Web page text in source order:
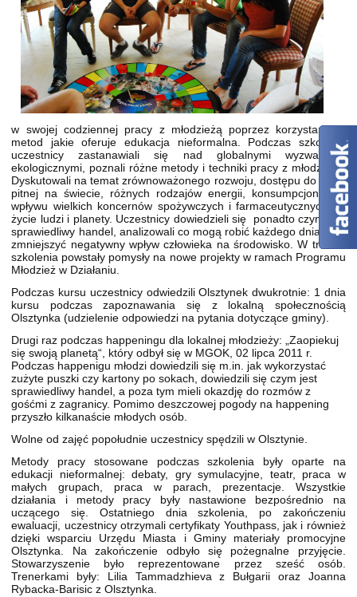
w swojej codziennej pracy z młodzieżą poprzez korzystanie z
metod jakie oferuje edukacja nieformalna. Podczas szkolenia
uczestnicy zastanawiali się nad globalnymi wyzwaniami
ekologicznymi, poznali różne metody i techniki pracy z młodzieżą.
Dyskutowali na temat zrównoważonego rozwoju, dostępu do wody
pitnej na świecie, różnych rodzajów energii, konsumpcjonizmu,
wpływu wielkich koncernów spożywczych i farmaceutycznych na
życie ludzi i planety. Uczestnicy dowiedzieli się ponadto czym jest
sprawiedliwy handel, analizowali co mogą robić każdego dnia, aby
zmniejszyć negatywny wpływ człowieka na środowisko. W trakcie
szkolenia powstały pomysły na nowe projekty w ramach Programu
Młodzież w Działaniu.
Podczas kursu uczestnicy odwiedzili Olsztynek dwukrotnie: 1 dnia
kursu podczas zapoznawania się z lokalną społecznością
Olsztynka (udzielenie odpowiedzi na pytania dotyczące gminy).
Drugi raz podczas happeningu dla lokalnej młodzieży: „Zaopiekuj
się swoją planetą“, który odbył się w MGOK, 02 lipca 2011 r.
Podczas happenigu młodzi dowiedzili się m.in. jak wykorzystać
zużyte puszki czy kartony po sokach, dowiedzili się czym jest
sprawiedliwy handel, a poza tym mieli okazdję do rozmów z
gośćmi z zagranicy. Pomimo deszczowej pogody na happening
przyszło kilkanaście młodych osób.
Wolne od zajęć popołudnie uczestnicy spędzili w Olsztynie.
Metody pracy stosowane podczas szkolenia były oparte na
edukacji nieformalnej: debaty, gry symulacyjne, teatr, praca w
małych grupach, praca w parach, prezentacje. Wszystkie
działania i metody pracy były nastawione bezpośrednio na
uczącego się. Ostatniego dnia szkolenia, po zakończeniu
ewaluacji, uczestnicy otrzymali certyfikaty Youthpass, jak i również
dzięki wsparciu Urzędu Miasta i Gminy materiały promocyjne
Olsztynka. Na zakończenie odbyło się pożegnalne przyjęcie.
Stowarzyszenie było reprezentowane przez sześć osób.
Trenerkami były: Lilia Tammadzhieva z Bułgarii oraz Joanna
Rybacka-Barisic z Olsztynka.